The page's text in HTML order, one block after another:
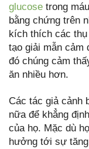
glucose trong
bằng chứng trên
kích thích các
tạo giải mẫn cảm
đó chúng cảm
ăn nhiều hơn.
Các tác giả cảnh
nữa để khẳng
của họ. Mặc dù
hưởng tới sự